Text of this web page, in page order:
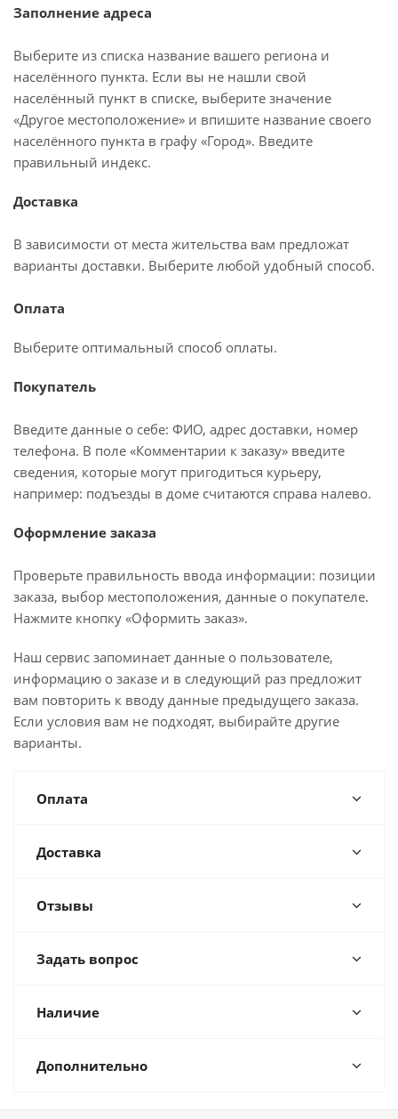
Заполнение адреса
Выберите из списка название вашего региона и
населённого пункта. Если вы не нашли свой
населённый пункт в списке, выберите значение
«Другое местоположение» и впишите название своего
населённого пункта в графу «Город». Введите
правильный индекс.
Доставка
В зависимости от места жительства вам предложат
варианты доставки. Выберите любой удобный способ.
Оплата
Выберите оптимальный способ оплаты.
Покупатель
Введите данные о себе: ФИО, адрес доставки, номер
телефона. В поле «Комментарии к заказу» введите
сведения, которые могут пригодиться курьеру,
например: подъезды в доме считаются справа налево.
Оформление заказа
Проверьте правильность ввода информации: позиции
заказа, выбор местоположения, данные о покупателе.
Нажмите кнопку «Оформить заказ».
Наш сервис запоминает данные о пользователе,
информацию о заказе и в следующий раз предложит
вам повторить к вводу данные предыдущего заказа.
Если условия вам не подходят, выбирайте другие
варианты.
Оплата
Доставка
Отзывы
Задать вопрос
Наличие
Дополнительно